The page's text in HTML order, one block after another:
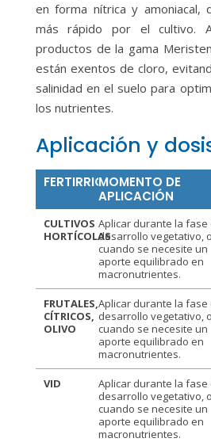
en forma nítrica y amoniacal,
más rápido por el cultivo.
productos de la gama
están exentos de cloro,
salinidad en el suelo para
los nutrientes.
Aplicación y
FERTIRRIGACIÓN
MOMENTO DE
APLICACIÓN
CULTIVOS
HORTÍCOLAS
Aplicar durante la fase
desarrollo vegetativo, o
cuando se necesite un
aporte equilibrado en
macronutrientes.
FRUTALES,
CÍTRICOS,
OLIVO
Aplicar durante la fase
desarrollo vegetativo, o
cuando se necesite un
aporte equilibrado en
macronutrientes.
VID
Aplicar durante la fase
desarrollo vegetativo, o
cuando se necesite un
aporte equilibrado en
macronutrientes.